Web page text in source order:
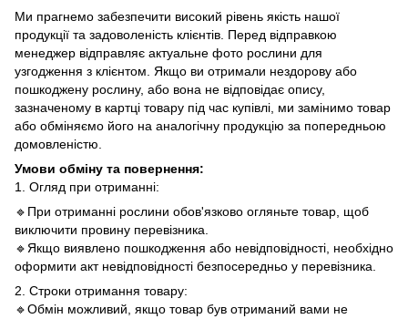
Ми прагнемо забезпечити високий рівень якість нашої
продукції та задоволеність клієнтів. Перед відправкою
менеджер відправляє актуальне фото рослини для
узгодження з клієнтом. Якщо ви отримали нездорову або
пошкоджену рослину, або вона не відповідає опису,
зазначеному в картці товару під час купівлі, ми замінимо товар
або обміняємо його на аналогічну продукцію за попередньою
домовленістю.
Умови обміну та повернення:
1. Огляд при отриманні:
🔹При отриманні рослини обов'язково огляньте товар, щоб
виключити провину перевізника.
🔹Якщо виявлено пошкодження або невідповідності, необхідно
оформити акт невідповідності безпосередньо у перевізника.
2. Строки отримання товару:
🔹Обмін можливий, якщо товар був отриманий вами не